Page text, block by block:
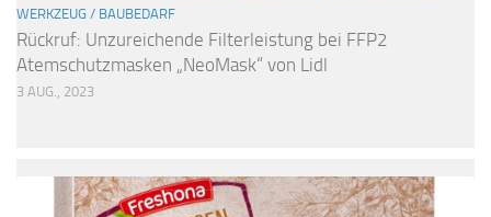
WERKZEUG / BAUBEDARF
Rückruf: Unzureichende Filterleistung bei FFP2
Atemschutzmasken „NeoMask“ von Lidl
3 AUG., 2023